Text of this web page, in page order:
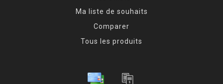
Ma liste de souhaits
Comparer
Tous les produits